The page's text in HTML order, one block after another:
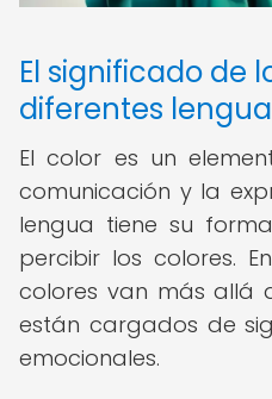
El significado de
diferentes
El color es un
comunicación y la
lengua tiene su
percibir los colores.
colores van más allá
están cargados de
emocionales.